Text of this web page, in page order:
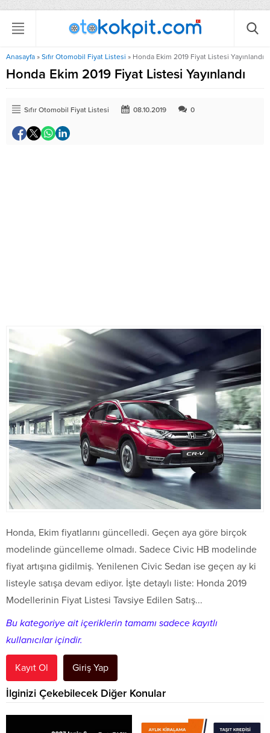
Anasayfa » Sıfır Otomobil Fiyat Listesi » Honda Ekim 2019 Fiyat Listesi Yayınlandı
Honda Ekim 2019 Fiyat Listesi Yayınlandı
Sıfır Otomobil Fiyat Listesi 08.10.2019 0
Honda, Ekim fiyatlarını güncelledi. Geçen aya göre birçok
modelinde güncelleme olmadı. Sadece Civic HB modelinde
fiyat artışına gidilmiş. Yenilenen Civic Sedan ise geçen ay ki
listeyle satışa devam ediyor. İşte detaylı liste: Honda 2019
Modellerinin Fiyat Listesi Tavsiye Edilen Satış...
Bu kategoriye ait içeriklerin tamamı sadece kayıtlı
kullanıcılar içindir.
Kayıt Ol Giriş Yap
İlginizi Çekebilecek Diğer Konular